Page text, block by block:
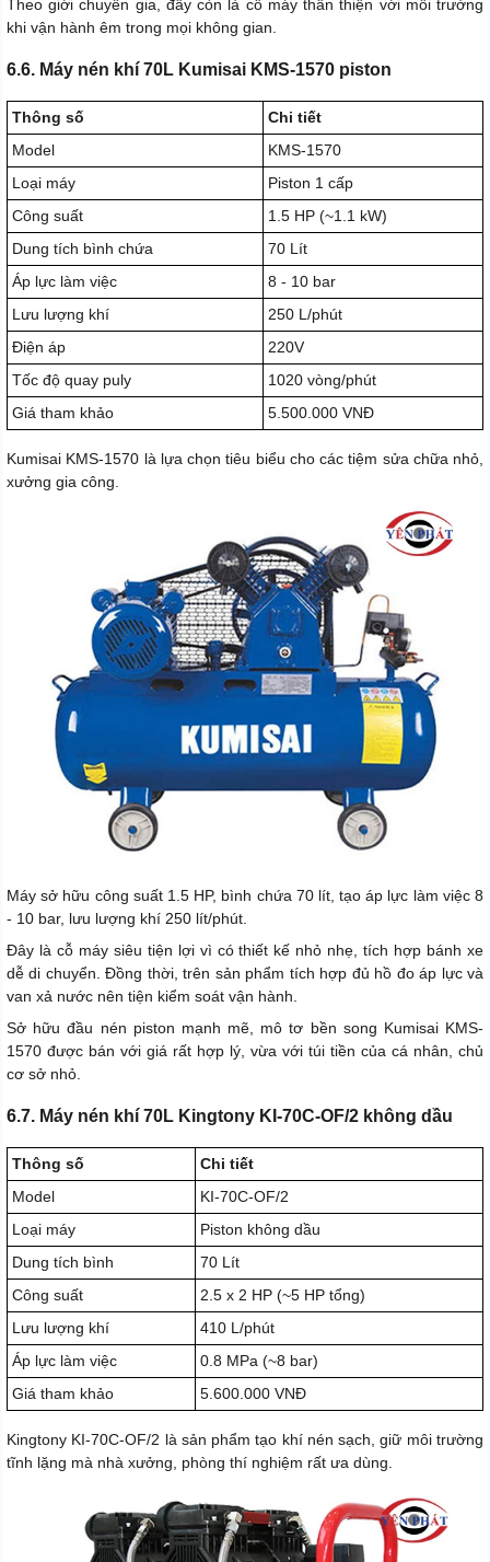
Theo giới chuyên gia, đây còn là cỗ máy thân thiện với môi trường
khi vận hành êm trong mọi không gian.
6.6. Máy nén khí 70L Kumisai KMS-1570 piston
Thông số
Chi tiết
Model
KMS-1570
Loại máy
Piston 1 cấp
Công suất
1.5 HP (~1.1 kW)
Dung tích bình chứa
70 Lít
Áp lực làm việc
8 - 10 bar
Lưu lượng khí
250 L/phút
Điện áp
220V
Tốc độ quay puly
1020 vòng/phút
Giá tham khảo
5.500.000 VNĐ
Kumisai KMS-1570 là lựa chọn tiêu biểu cho các tiệm sửa chữa nhỏ,
xưởng gia công.
Máy sở hữu công suất 1.5 HP, bình chứa 70 lít, tạo áp lực làm việc 8
- 10 bar, lưu lượng khí 250 lít/phút.
Đây là cỗ máy siêu tiện lợi vì có thiết kế nhỏ nhẹ, tích hợp bánh xe
dễ di chuyển. Đồng thời, trên sản phẩm tích hợp đủ hồ đo áp lực và
van xả nước nên tiện kiểm soát vận hành.
Sở hữu đầu nén piston mạnh mẽ, mô tơ bền song Kumisai KMS-
1570 được bán với giá rất hợp lý, vừa với túi tiền của cá nhân, chủ
cơ sở nhỏ.
6.7. Máy nén khí 70L Kingtony KI-70C-OF/2 không dầu
Thông số
Chi tiết
Model
KI-70C-OF/2
Loại máy
Piston không dầu
Dung tích bình
70 Lít
Công suất
2.5 x 2 HP (~5 HP tổng)
Lưu lượng khí
410 L/phút
Áp lực làm việc
0.8 MPa (~8 bar)
Giá tham khảo
5.600.000 VNĐ
Kingtony KI-70C-OF/2 là sản phẩm tạo khí nén sạch, giữ môi trường
tĩnh lặng mà nhà xưởng, phòng thí nghiệm rất ưa dùng.